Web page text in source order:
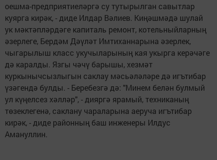
оешма-предприятиеләргә су тутырылган савытлар
куярга кирәк, - диде Илдар Вәлиев. Киңәшмәдә шулай
ук мәктәпләрдәге капиталь ремонт, котельныйларның
әзерлеге, Бердәм Дәүләт Имтиханнарына әзерлек,
чыгарылыш класс укучыларының кая укырга керәчәге
дә каралды. Язгы чәчү барышы, хезмәт
куркынычсызлыгын саклау мәсьәләләре дә игътибар
үзәгендә булды. - Беребезгә дә: "Минем белән булмый
ул күңелсез хәлләр", - дияргә ярамый, техниканың
төзеклегенә, саклану чараларына аеруча игътибар
кирәк, - диде районның баш инженеры Илдус
Амануллин.